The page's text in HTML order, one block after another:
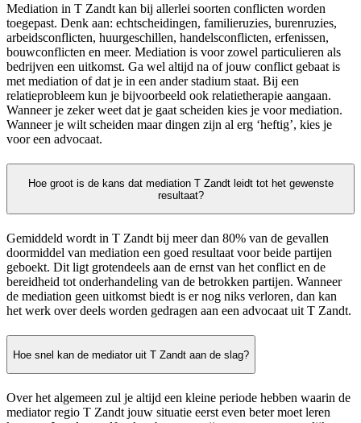
Mediation in T Zandt kan bij allerlei soorten conflicten worden
toegepast. Denk aan: echtscheidingen, familieruzies, burenruzies,
arbeidsconflicten, huurgeschillen, handelsconflicten, erfenissen,
bouwconflicten en meer. Mediation is voor zowel particulieren als
bedrijven een uitkomst. Ga wel altijd na of jouw conflict gebaat is
met mediation of dat je in een ander stadium staat. Bij een
relatieprobleem kun je bijvoorbeeld ook relatietherapie aangaan.
Wanneer je zeker weet dat je gaat scheiden kies je voor mediation.
Wanneer je wilt scheiden maar dingen zijn al erg ‘heftig’, kies je
voor een advocaat.
Hoe groot is de kans dat mediation T Zandt leidt tot het gewenste
resultaat?
Gemiddeld wordt in T Zandt bij meer dan 80% van de gevallen
doormiddel van mediation een goed resultaat voor beide partijen
geboekt. Dit ligt grotendeels aan de ernst van het conflict en de
bereidheid tot onderhandeling van de betrokken partijen. Wanneer
de mediation geen uitkomst biedt is er nog niks verloren, dan kan
het werk over deels worden gedragen aan een advocaat uit T Zandt.
Hoe snel kan de mediator uit T Zandt aan de slag?
Over het algemeen zul je altijd een kleine periode hebben waarin de
mediator regio T Zandt jouw situatie eerst even beter moet leren